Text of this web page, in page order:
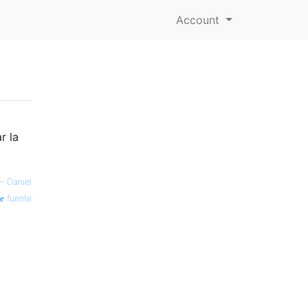
Account
la
Daniel
fuente